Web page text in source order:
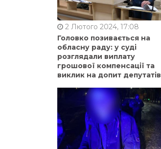
2 Лютого 2024, 17:08
Головко позивається на
обласну раду: у суді
розглядали виплату
грошової компенсації та
виклик на допит депутатів